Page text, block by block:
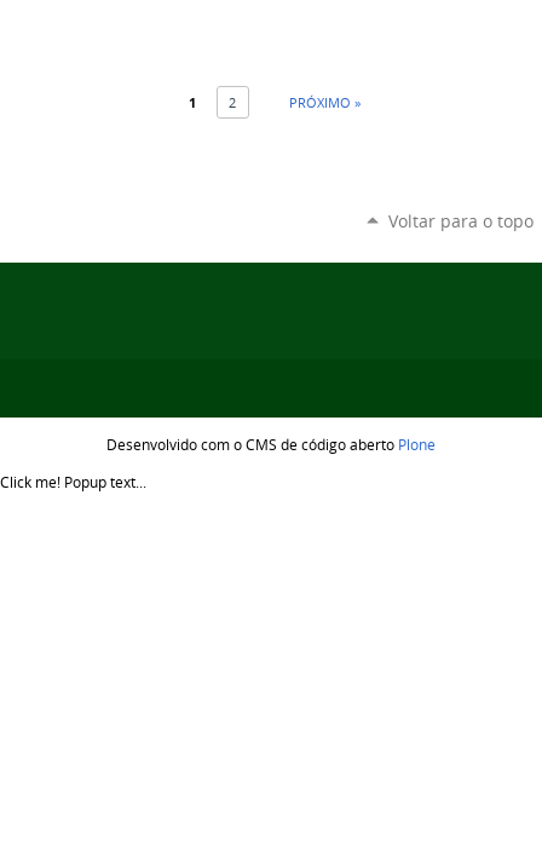
1 2 PRÓXIMO »
Voltar para o topo
Desenvolvido com o CMS de código aberto Plone
Click me! Popup text...